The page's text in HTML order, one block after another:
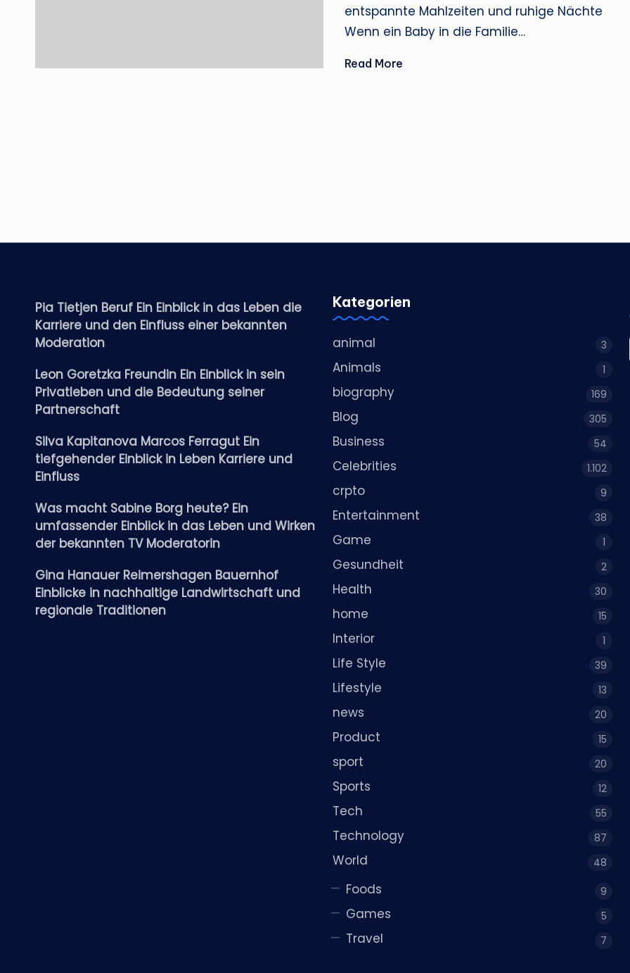
entspannte Mahlzeiten und ruhige Nächte
Wenn ein Baby in die Familie…
Read More
Pia Tietjen Beruf Ein Einblick in das Leben die
Karriere und den Einfluss einer bekannten
Moderation
Leon Goretzka Freundin Ein Einblick in sein
Privatleben und die Bedeutung seiner
Partnerschaft
Silva Kapitanova Marcos Ferragut Ein
tiefgehender Einblick in Leben Karriere und
Einfluss
Was macht Sabine Borg heute? Ein
umfassender Einblick in das Leben und Wirken
der bekannten TV Moderatorin
Gina Hanauer Reimershagen Bauernhof
Einblicke in nachhaltige Landwirtschaft und
regionale Traditionen
Kategorien
animal 3
Animals 1
biography 169
Blog 305
Business 54
Celebrities 1.102
crpto 9
Entertainment 38
Game 1
Gesundheit 2
Health 30
home 15
Interior 1
Life Style 39
Lifestyle 13
news 20
Product 15
sport 20
Sports 12
Tech 55
Technology 87
World 48
Foods 9
Games 5
Travel 7